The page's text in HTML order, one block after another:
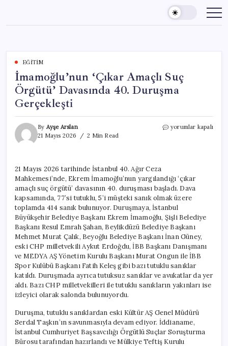
content
EĞITIM
İmamoğlu’nun ‘Çıkar Amaçlı Suç
Örgütü’ Davasında 40. Duruşma
Gerçekleşti
By Ayşe Arslan
21 Mayıs 2026
2 Min Read
İmamoğlu’nun
40.
Duruşma
Gerçekleşti
için
yorumlar kapalı
21 Mayıs 2026 tarihinde İstanbul 40. Ağır Ceza
Mahkemesi’nde, Ekrem İmamoğlu’nun yargılandığı ‘çıkar
amaçlı suç örgütü’ davasının 40. duruşması başladı. Dava
kapsamında, 77’si tutuklu, 5’i müşteki sanık olmak üzere
toplamda 414 sanık bulunuyor. Duruşmaya, İstanbul
Büyükşehir Belediye Başkanı Ekrem İmamoğlu, Şişli Belediye
Başkanı Resul Emrah Şahan, Beylikdüzü Belediye Başkanı
Mehmet Murat Çalık, Beyoğlu Belediye Başkanı İnan Güney,
eski CHP milletvekili Aykut Erdoğdu, İBB Başkanı Danışmanı
ve MEDYA AŞ Yönetim Kurulu Başkanı Murat Ongun ile İBB
Spor Kulübü Başkanı Fatih Keleş gibi bazı tutuklu sanıklar
katıldı. Duruşmada ayrıca tutuksuz sanıklar ve avukatlar da yer
aldı. Bazı CHP milletvekilleri ile tutuklu sanıkların yakınları ise
izleyici olarak salonda bulunuyordu.
Duruşma, tutuklu sanıklardan eski Kültür AŞ Genel Müdürü
Serdal Taşkın’ın savunmasıyla devam ediyor. İddianame,
İstanbul Cumhuriyet Başsavcılığı Örgütlü Suçlar Soruşturma
Bürosu tarafından hazırlandı ve Mülkiye Teftiş Kurulu